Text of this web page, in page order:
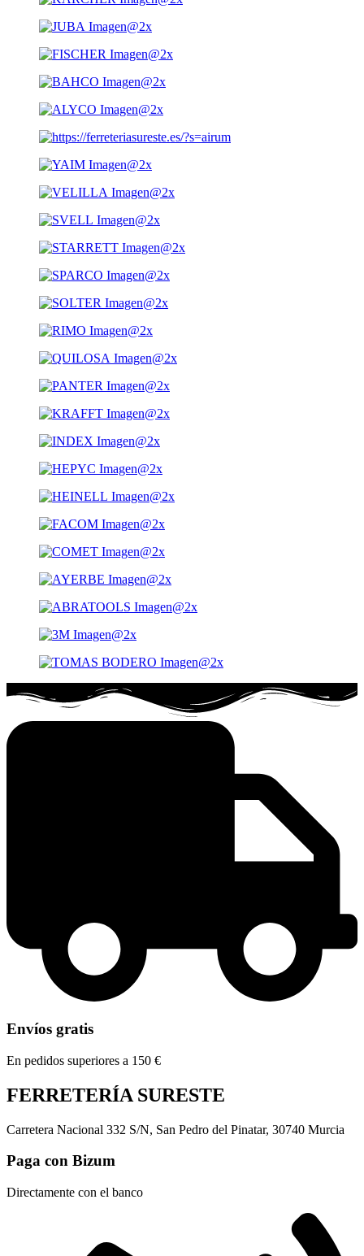
Envíos gratis
En pedidos superiores a 150 €
FERRETERÍA SURESTE
Carretera Nacional 332 S/N, San Pedro del Pinatar, 30740 Murcia
Paga con Bizum
Directamente con el banco